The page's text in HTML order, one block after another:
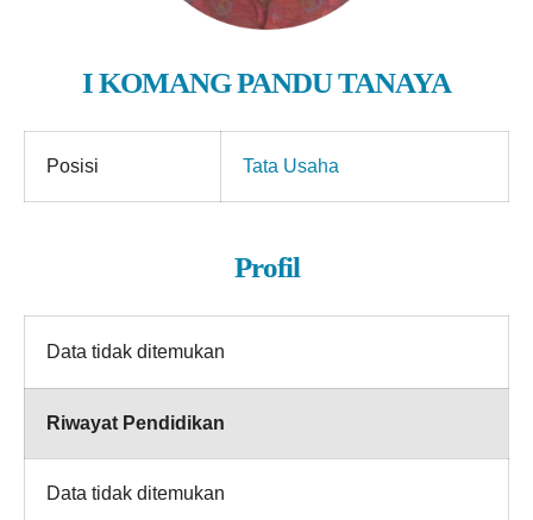
I KOMANG PANDU TANAYA
Posisi Tata Usaha
Profil
Data tidak ditemukan
Riwayat Pendidikan
Data tidak ditemukan